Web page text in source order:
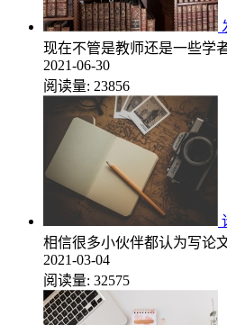
现在不管是教师还是一些学
2021-06-30
阅读量: 23856
相信很多小伙伴都认为写论
2021-03-04
阅读量: 32575